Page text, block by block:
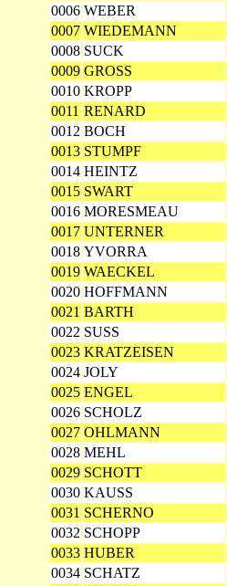
0006 WEBER
0007 WIEDEMANN
0008 SUCK
0009 GROSS
0010 KROPP
0011 RENARD
0012 BOCH
0013 STUMPF
0014 HEINTZ
0015 SWART
0016 MORESMEAU
0017 UNTERNER
0018 YVORRA
0019 WAECKEL
0020 HOFFMANN
0021 BARTH
0022 SUSS
0023 KRATZEISEN
0024 JOLY
0025 ENGEL
0026 SCHOLZ
0027 OHLMANN
0028 MEHL
0029 SCHOTT
0030 KAUSS
0031 SCHERNO
0032 SCHOPP
0033 HUBER
0034 SCHATZ